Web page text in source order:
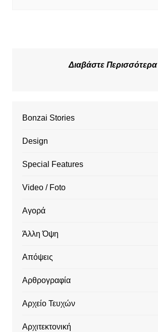
Διαβάστε Περισσότερα
Bonzai Stories
Design
Special Features
Video / Foto
Αγορά
Άλλη Όψη
Απόψεις
Αρθρογραφία
Αρχείο Τευχών
Αρχιτεκτονική